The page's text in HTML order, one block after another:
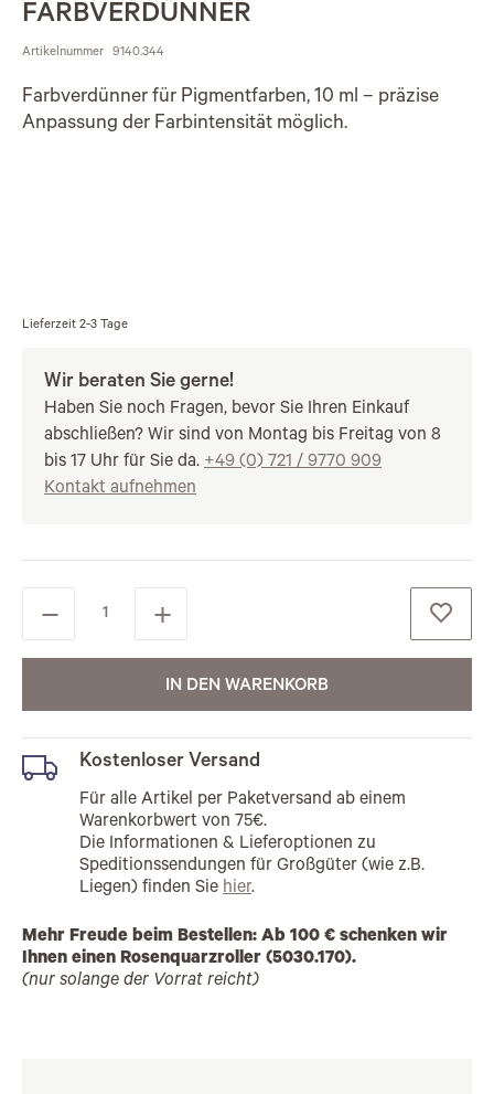
FARBVERDÜNNER
Artikelnummer 9140.344
Farbverdünner für Pigmentfarben, 10 ml – präzise
Anpassung der Farbintensität möglich.
Lieferzeit 2-3 Tage
Wir beraten Sie gerne!
Haben Sie noch Fragen, bevor Sie Ihren Einkauf
abschließen? Wir sind von Montag bis Freitag von 8
bis 17 Uhr für Sie da. +49 (0) 721 / 9770 909
Kontakt aufnehmen
IN DEN WARENKORB
Kostenloser Versand
Für alle Artikel per Paketversand ab einem
Warenkorbwert von 75€.
Die Informationen & Lieferoptionen zu
Speditionssendungen für Großgüter (wie z.B.
Liegen) finden Sie hier.
Mehr Freude beim Bestellen: Ab 100 € schenken wir
Ihnen einen Rosenquarzroller (5030.170).
(nur solange der Vorrat reicht)